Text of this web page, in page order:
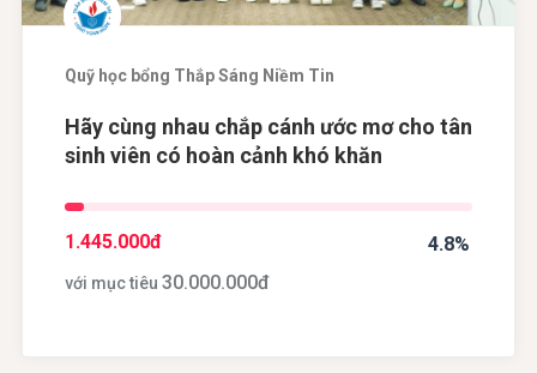
Quỹ học bổng Thắp Sáng Niềm Tin
Hãy cùng nhau chắp cánh ước mơ cho tân
sinh viên có hoàn cảnh khó khăn
4.8%
1.445.000đ
với mục tiêu 30.000.000đ